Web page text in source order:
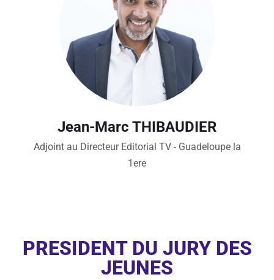
Jean-Marc THIBAUDIER
Adjoint au Directeur Editorial TV - Guadeloupe la
1ere
PRESIDENT DU JURY DES
JEUNES